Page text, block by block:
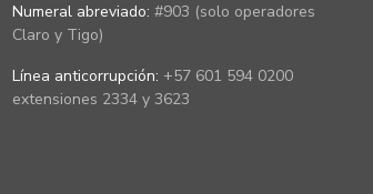
Numeral abreviado: #903 (solo operadores
Claro y Tigo)
Línea anticorrupción: +57 601 594 0200
extensiones 2334 y 3623